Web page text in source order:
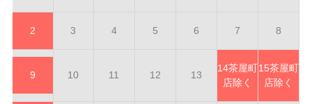
2 3 4 5 6 7 8
9 10 11 12 13
14茶屋町
店除く
15茶屋町
店除く